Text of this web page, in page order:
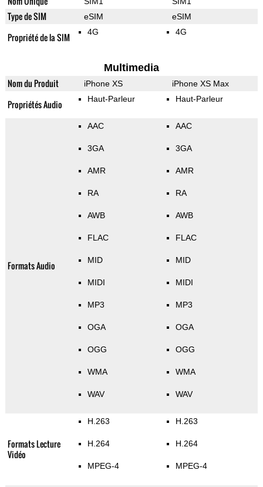
Type de SIM eSIM eSIM
Propriété de la SIM 4G 4G
Multimedia
Nom du Produit iPhone XS iPhone XS Max
Propriétés Audio Haut-Parleur Haut-Parleur
Formats Audio
AAC
3GA
AMR
RA
AWB
FLAC
MID
MIDI
MP3
OGA
OGG
WMA
WAV
AAC
3GA
AMR
RA
AWB
FLAC
MID
MIDI
MP3
OGA
OGG
WMA
WAV
Formats Lecture
Vidéo
H.263
H.264
MPEG-4
H.263
H.264
MPEG-4